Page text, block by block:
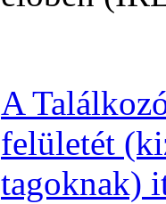
A
felületét
tagoknak)